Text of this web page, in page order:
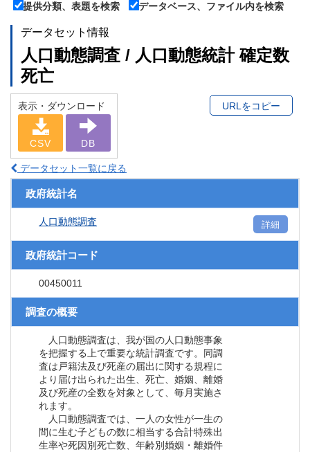
提供分類、表題を検索
データベース、ファイル内を検索
データセット情報
人口動態調査 / 人口動態統計 確定数
死亡
表示・ダウンロード
CSV DB
URLをコピー
データセット一覧に戻る
政府統計名
人口動態調査 詳細
政府統計コード
00450011
調査の概要
人口動態調査は、我が国の人口動態事象
を把握する上で重要な統計調査です。同調
査は戸籍法及び死産の届出に関する規程に
より届け出られた出生、死亡、婚姻、離婚
及び死産の全数を対象として、毎月実施さ
れます。
人口動態調査では、一人の女性が一生の
間に生む子どもの数に相当する合計特殊出
生率や死因別死亡数、年齢別婚姻・離婚件